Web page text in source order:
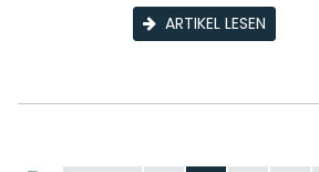
ARTIKEL LESEN